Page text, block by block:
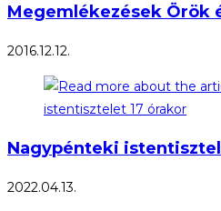
Megemlékezések Örök
2016.12.12.
Nagypénteki
2022.04.13.